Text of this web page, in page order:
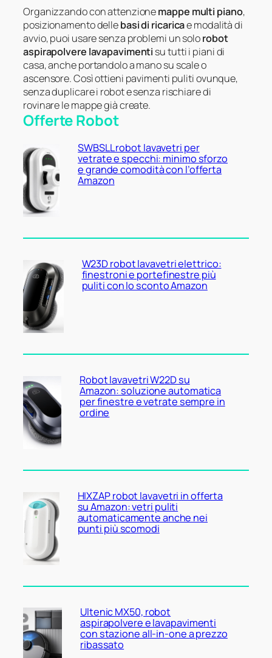
Organizzando con attenzionemappe multi piano,
posizionamento dellebasi di ricaricae modalità di
avvio, puoi usare senza problemi un solorobot
aspirapolvere lavapavimenti su tutti i piani di
casa, anche portandolo a mano su scale o
ascensore. Così ottieni pavimenti puliti ovunque,
senza duplicare i robot e senza rischiare di
rovinare le mappe già create.
Offerte Robot
SWBSLL robot lavavetri per
vetrate e specchi: minimo sforzo
e grande comodità con l’offerta
Amazon
W23D robot lavavetri elettrico:
finestroni e portefinestre più
puliti con lo sconto Amazon
Robot lavavetri W22D su
Amazon: soluzione automatica
per finestre e vetrate sempre in
ordine
HIXZAP robot lavavetri in offerta
su Amazon: vetri puliti
automaticamente anche nei
punti più scomodi
Ultenic MX50, robot
aspirapolvere e lavapavimenti
con stazione all-in-one a prezzo
ribassato